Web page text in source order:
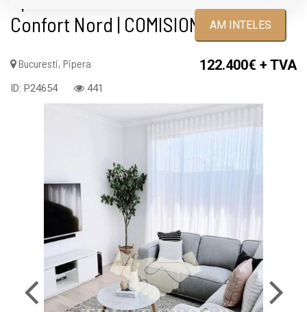
AM INTELES
Confort Nord | COMISION 0%
Bucuresti, Pipera 122.400€ + TVA
ID: P24654 441